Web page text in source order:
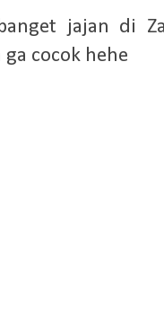
jajan di
cocok hehe